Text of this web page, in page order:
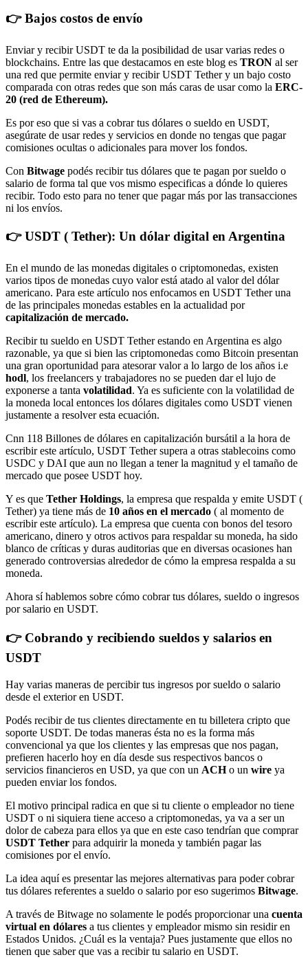
👉 Bajos costos de envío
Enviar y recibir USDT te da la posibilidad de usar varias redes o
blockchains. Entre las que destacamos en este blog es TRON al ser
una red que permite enviar y recibir USDT Tether y un bajo costo
comparada con otras redes que son más caras de usar como la ERC-
20 (red de Ethereum).
Es por eso que si vas a cobrar tus dólares o sueldo en USDT,
asegúrate de usar redes y servicios en donde no tengas que pagar
comisiones ocultas o adicionales para mover los fondos.
Con Bitwage podés recibir tus dólares que te pagan por sueldo o
salario de forma tal que vos mismo especificas a dónde lo quieres
recibir. Todo esto para no tener que pagar más por las transacciones
ni los envíos.
👉 USDT ( Tether): Un dólar digital en Argentina
En el mundo de las monedas digitales o criptomonedas, existen
varios tipos de monedas cuyo valor está atado al valor del dólar
americano. Para este artículo nos enfocamos en USDT Tether una
de las principales monedas estables en la actualidad por
capitalización de mercado.
Recibir tu sueldo en USDT Tether estando en Argentina es algo
razonable, ya que si bien las criptomonedas como Bitcoin presentan
una gran oportunidad para atesorar valor a lo largo de los años i.e
hodl, los freelancers y trabajadores no se pueden dar el lujo de
exponerse a tanta volatilidad. Ya es suficiente con la volatilidad de
la moneda local entonces los dólares digitales como USDT vienen
justamente a resolver esta ecuación.
Cnn 118 Billones de dólares en capitalización bursátil a la hora de
escribir este artículo, USDT Tether supera a otras stablecoins como
USDC y DAI que aun no llegan a tener la magnitud y el tamaño de
mercado que posee USDT hoy.
Y es que Tether Holdings, la empresa que respalda y emite USDT (
Tether) ya tiene más de 10 años en el mercado ( al momento de
escribir este artículo). La empresa que cuenta con bonos del tesoro
americano, dinero y otros activos para respaldar su moneda, ha sido
blanco de críticas y duras auditorias que en diversas ocasiones han
generado controversias alrededor de cómo la empresa respalda a su
moneda.
Ahora sí hablemos sobre cómo cobrar tus dólares, sueldo o ingresos
por salario en USDT.
👉 Cobrando y recibiendo sueldos y salarios en
USDT
Hay varias maneras de percibir tus ingresos por sueldo o salario
desde el exterior en USDT.
Podés recibir de tus clientes directamente en tu billetera cripto que
soporte USDT. De todas maneras ésta no es la forma más
convencional ya que los clientes y las empresas que nos pagan,
prefieren hacerlo hoy en día desde sus respectivos bancos o
servicios financieros en USD, ya que con un ACHo un wire ya
pueden enviar los fondos.
El motivo principal radica en que si tu cliente o empleador no tiene
USDT o ni siquiera tiene acceso a criptomonedas, ya va a ser un
dolor de cabeza para ellos ya que en este caso tendrían que comprar
USDT Tether para adquirir la moneda y también pagar las
comisiones por el envío.
La idea aquí es presentar las mejores alternativas para poder cobrar
tus dólares referentes a sueldo o salario por eso sugerimos Bitwage.
A través de Bitwage no solamente le podés proporcionar una cuenta
virtual en dólares a tus clientes y empleador mismo sin residir en
Estados Unidos. ¿Cuál es la ventaja? Pues justamente que ellos no
tienen que saber que vas a recibir tu salario en USDT.